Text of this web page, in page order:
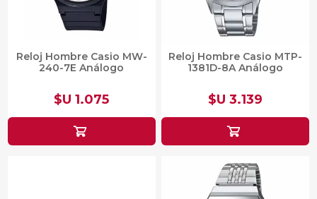
Reloj Hombre Casio MW-
240-7E Análogo
$U 1.075
Reloj Hombre Casio MTP-
1381D-8A Análogo
$U 3.139